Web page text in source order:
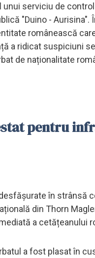
serviciu de
"Duino -
românească
a ridicat suspiciuni
de naționalitate
pentru
în strânsă
din Thorn
a
a fost plasat în